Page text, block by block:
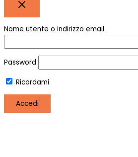
Nome utente o indirizzo email
Password
Ricordami